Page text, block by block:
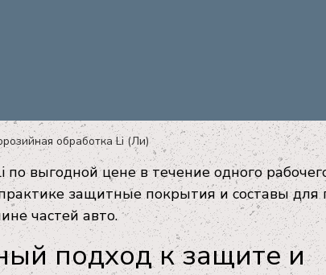
обработка Li (Ли)
выгодной цене в течение одного
защитные покрытия и составы
частей авто.
подход к защите и